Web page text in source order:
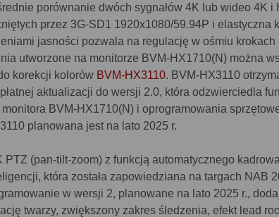
porównanie dwóch sygnałów 4K lub wideo 4K i
przez 3G-SD1 1920x1080/59.94P i elastyczna
jasności pozwala na regulację w ośmiu krokach
utworzone na monitorze BVM-HX1710(N) można
korekcji kolorów BVM-HX3110. BVM-HX3110
aktualizacji do wersji 2.0, która odzwierciedla
BVM-HX1710(N) i oprogramowania
planowana jest na lato 2025 r.
PTZ (pan-tilt-zoom) z funkcją automatycznego
która została zapowiedziana na targach NAB
w wersji 2, planowane na lato 2025 r.,
twarzy, zwiększony zakres śledzenia, efekt lead